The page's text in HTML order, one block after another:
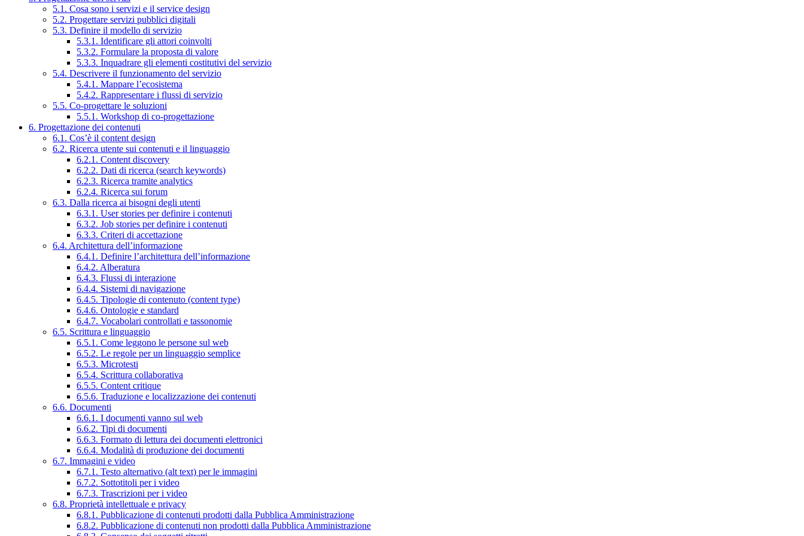
5.1. Cosa sono i servizi e il service design
5.2. Progettare servizi pubblici digitali
5.3. Definire il modello di servizio
5.3.1. Identificare gli attori coinvolti
5.3.2. Formulare la proposta di valore
5.3.3. Inquadrare gli elementi costitutivi del servizio
5.4. Descrivere il funzionamento del servizio
5.4.1. Mappare l’ecosistema
5.4.2. Rappresentare i flussi di servizio
5.5. Co-progettare le soluzioni
5.5.1. Workshop di co-progettazione
6. Progettazione dei contenuti
6.1. Cos’è il content design
6.2. Ricerca utente sui contenuti e il linguaggio
6.2.1. Content discovery
6.2.2. Dati di ricerca (search keywords)
6.2.3. Ricerca tramite analytics
6.2.4. Ricerca sui forum
6.3. Dalla ricerca ai bisogni degli utenti
6.3.1. User stories per definire i contenuti
6.3.2. Job stories per definire i contenuti
6.3.3. Criteri di accettazione
6.4. Architettura dell’informazione
6.4.1. Definire l’architettura dell’informazione
6.4.2. Alberatura
6.4.3. Flussi di interazione
6.4.4. Sistemi di navigazione
6.4.5. Tipologie di contenuto (content type)
6.4.6. Ontologie e standard
6.4.7. Vocabolari controllati e tassonomie
6.5. Scrittura e linguaggio
6.5.1. Come leggono le persone sul web
6.5.2. Le regole per un linguaggio semplice
6.5.3. Microtesti
6.5.4. Scrittura collaborativa
6.5.5. Content critique
6.5.6. Traduzione e localizzazione dei contenuti
6.6. Documenti
6.6.1. I documenti vanno sul web
6.6.2. Tipi di documenti
6.6.3. Formato di lettura dei documenti elettronici
6.6.4. Modalità di produzione dei documenti
6.7. Immagini e video
6.7.1. Testo alternativo (alt text) per le immagini
6.7.2. Sottotitoli per i video
6.7.3. Trascrizioni per i video
6.8. Proprietà intellettuale e privacy
6.8.1. Pubblicazione di contenuti prodotti dalla Pubblica Amministrazione
6.8.2. Pubblicazione di contenuti non prodotti dalla Pubblica Amministrazione